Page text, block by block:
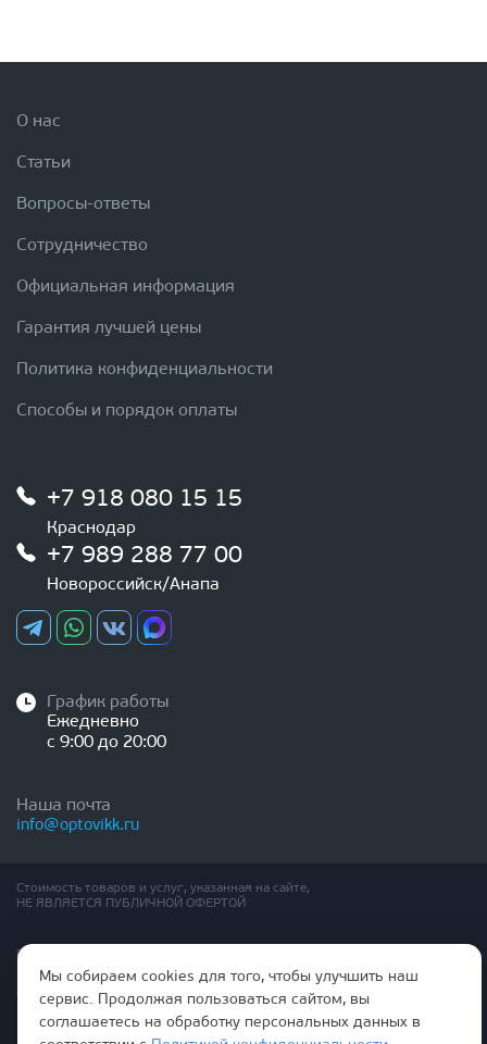
О нас
Статьи
Вопросы-ответы
Сотрудничество
Официальная информация
Гарантия лучшей цены
Политика конфиденциальности
Способы и порядок оплаты
+7 918 080 15 15
Краснодар
+7 989 288 77 00
Новороссийск/Анапа
График работы
Ежедневно
с 9:00 до 20:00
Наша почта
info@optovikk.ru
Стоимость товаров и услуг, указанная на сайте,
НЕ ЯВЛЯЕТСЯ ПУБЛИЧНОЙ ОФЕРТОЙ
Правила эксплутации входных и межкомнатных дверей
Политика обработки персональных данных
Согласие на обработку персональных данных
Мы собираем cookies для того, чтобы улучшить наш
сервис. Продолжая пользоваться сайтом, вы
соглашаетесь на обработку персональных данных в